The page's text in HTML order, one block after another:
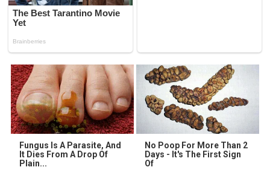
Fungus Is A Parasite, And
It Dies From A Drop Of
Plain...
No Poop For More Than 2
Days - It's The First Sign
Of